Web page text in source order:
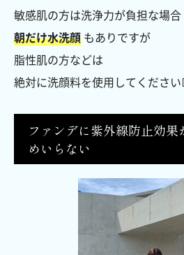
敏感肌の方は洗浄力が負担な場合
朝だけ水洗顔 もありですが
脂性肌の方などは
絶対に洗顔料を使用してください
ファンデに紫外線防止効果
めいらない